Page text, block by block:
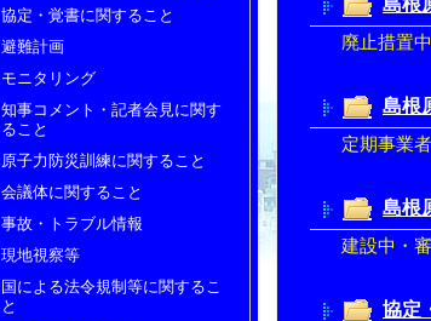
協定・覚書に関すること
避難計画
モニタリング
知事コメント・記者会見に関す
ること
原子力防災訓練に関すること
会議体に関すること
事故・トラブル情報
現地視察等
国による法令規制等に関するこ
と
廃止措置中
島根
定期事業
島根
建設中・
協定